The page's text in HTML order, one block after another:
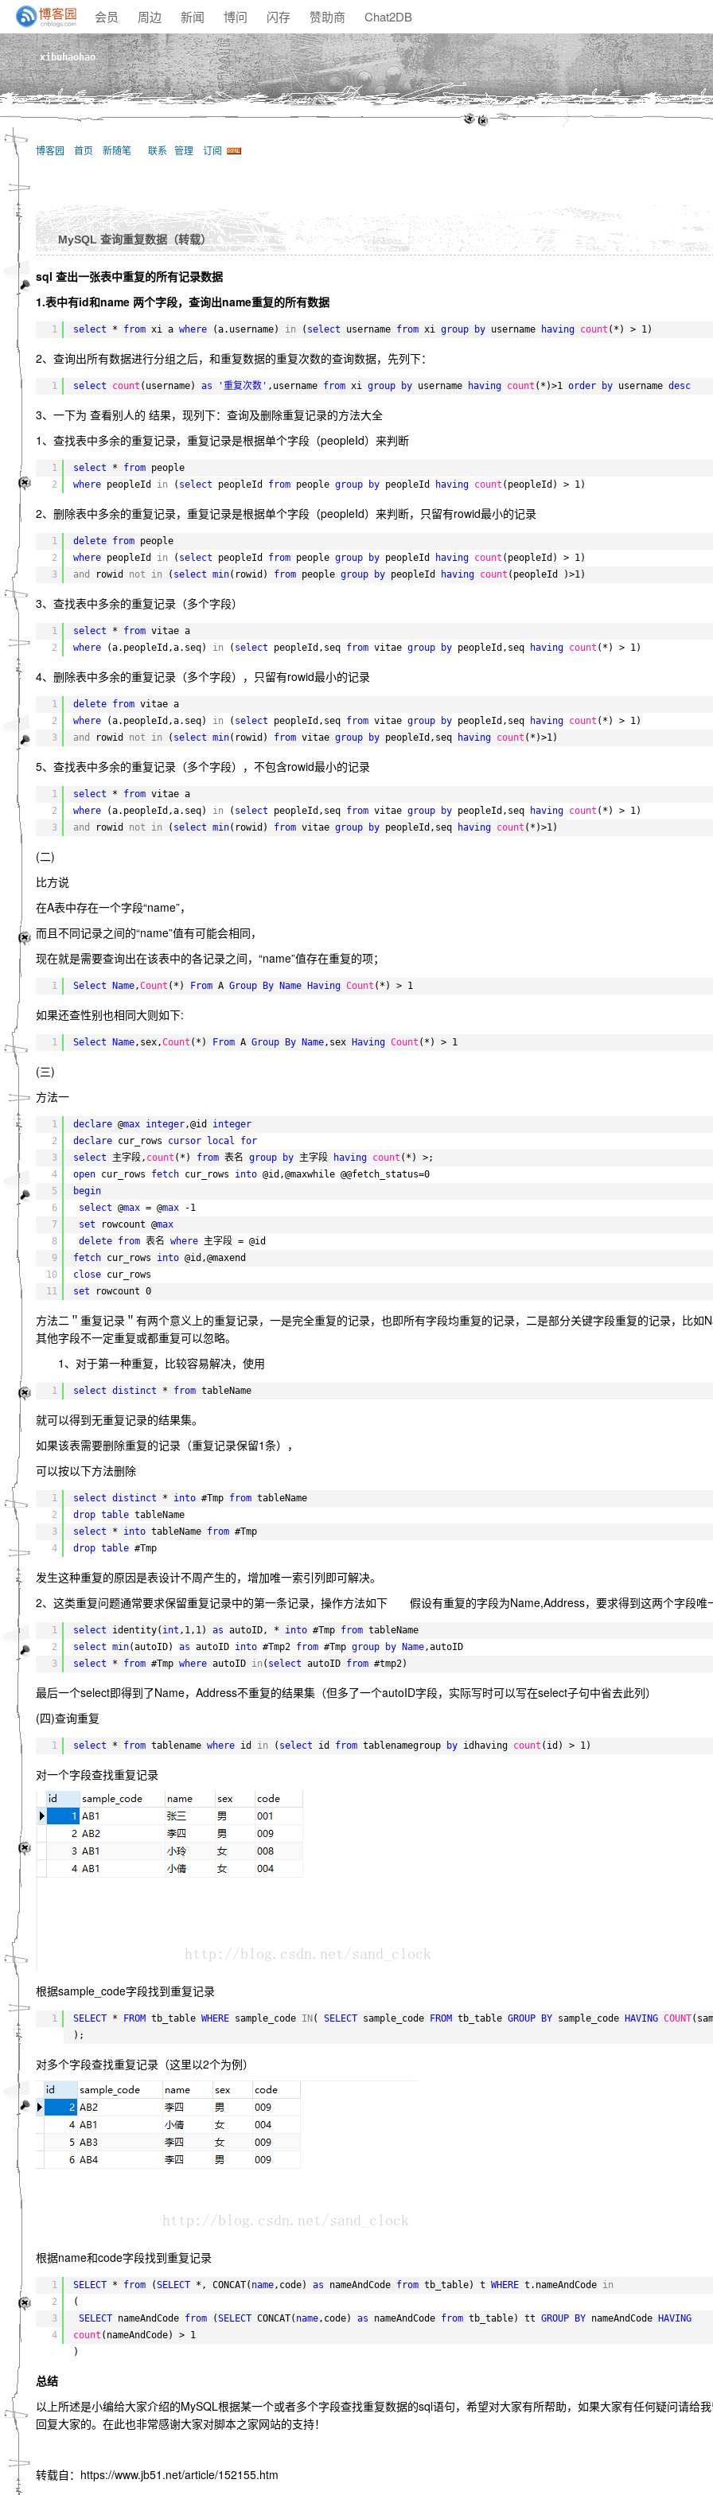
会员 周边 新闻 博问 闪存 赞助商 Chat2DB
xibuhaohao
博客园 首页 新随笔 联系 管理 订阅
MySQL 查询重复数据（转载）
sql 查出一张表中重复的所有记录数据
1.表中有id和name 两个字段，查询出name重复的所有数据
1 select * from xi a where (a.username) in ( select username from xi group by username having count (*) > 1)
2、查询出所有数据进行分组之后，和重复数据的重复次数的查询数据，先列下：
1 select count (username) as '重复次数' ,username from xi group by username having count (*)>1 order by username desc
3、一下为 查看别人的 结果，现列下：查询及删除重复记录的方法大全
1、查找表中多余的重复记录，重复记录是根据单个字段（peopleId）来判断
1
2
select * from people
where peopleId in ( select peopleId from people group by peopleId having count (peopleId) > 1)
2、删除表中多余的重复记录，重复记录是根据单个字段（peopleId）来判断，只留有rowid最小的记录
1
2
3
delete from people
where peopleId in ( select peopleId from people group by peopleId having count (peopleId) > 1)
and
rowid not in ( select min(rowid) from people group by peopleId having count (peopleId )>1)
3、查找表中多余的重复记录（多个字段）
1
2
select * from vitae a
where
(a.peopleId,a.seq) in ( select peopleId,seq from vitae group by peopleId,seq having count (*) > 1)
4、删除表中多余的重复记录（多个字段），只留有rowid最小的记录
1
2
3
delete from vitae a
where
(a.peopleId,a.seq) in ( select peopleId,seq from vitae group by peopleId,seq having count (*) > 1)
and
rowid not in ( select min(rowid) from vitae group by peopleId,seq having count (*)>1)
5、查找表中多余的重复记录（多个字段），不包含rowid最小的记录
1
2
3
select * from vitae a
where
(a.peopleId,a.seq) in ( select peopleId,seq from vitae group by peopleId,seq having count (*) > 1)
and
rowid not in ( select min(rowid) from vitae group by peopleId,seq having count (*)>1)
(二)
比方说
在A表中存在一个字段“name”，
而且不同记录之间的“name”值有可能会相同，
现在就是需要查询出在该表中的各记录之间，“name”值存在重复的项；
1 Select Name,Count (*) From A Group By Name Having Count (*) > 1
如果还查性别也相同大则如下:
1 Select Name,sex,Count (*) From A Group By Name,sex Having Count (*) > 1
(三)
方法一
1
2
3
4
5
6
7
8
9
10
11
declare @max integer,@id integer
declare cur_rows cursor local
for
select
主字段, count (*) from 表名 group by 主字段 having count (*) >;
open cur_rows fetch cur_rows into @id,@maxwhile @@fetch_status=0
begin
select @max = @max
-1
set
rowcount @max
delete from 表名 where 主字段 = @id
fetch cur_rows into @id,@maxend
close cur_rows
set
rowcount 0
方法二＂重复记录＂有两个意义上的重复记录，一是完全重复的记录，也即所有字段均重复的记录，二是部分关键字段重复的记录，比如
其他字段不一定重复或都重复可以忽略。
1、对于第一种重复，比较容易解决，使用
1 select distinct * from tableName
就可以得到无重复记录的结果集。
如果该表需要删除重复的记录（重复记录保留1条），
可以按以下方法删除
1
2
3
4
select distinct * into #Tmp from tableName
drop table tableName
select
* into tableName from #Tmp
drop table #Tmp
发生这种重复的原因是表设计不周产生的，增加唯一索引列即可解决。
2、这类重复问题通常要求保留重复记录中的第一条记录，操作方法如下 假设有重复的字段为Name,Address，要求得到这两个字段唯
1
2
3
select identity( int ,1,1) as autoID, * into #Tmp from tableName
select min(autoID) as autoID into #Tmp2 from #Tmp group by Name,autoID
select
* from #Tmp where autoID in ( select autoID from #tmp2)
最后一个select即得到了Name，Address不重复的结果集（但多了一个autoID字段，实际写时可以写在select子句中省去此列）
(四)查询重复
1 select * from tablename where id in ( select id from tablenamegroup by idhaving count (id) > 1)
对一个字段查找重复记录
根据sample_code字段找到重复记录
1 SELECT * FROM tb_table WHERE sample_code IN ( SELECT sample_code FROM tb_table GROUP BY sample_code HAVING COUNT
);
对多个字段查找重复记录（这里以2个为例）
根据name和code字段找到重复记录
1
2
3
4
SELECT * from (SELECT *, CONCAT( name,code) as nameAndCode from tb_table) t WHERE t.nameAndCode in
(
SELECT nameAndCode from (SELECT CONCAT( name,code) as nameAndCode from tb_table) tt GROUP BY nameAndCode
HAVING
count (nameAndCode) > 1
)
总结
以上所述是小编给大家介绍的MySQL根据某一个或者多个字段查找重复数据的sql语句，希望对大家有所帮助，如果大家有任何疑问请给
回复大家的。在此也非常感谢大家对脚本之家网站的支持！
转载自：https://www.jb51.net/article/152155.htm